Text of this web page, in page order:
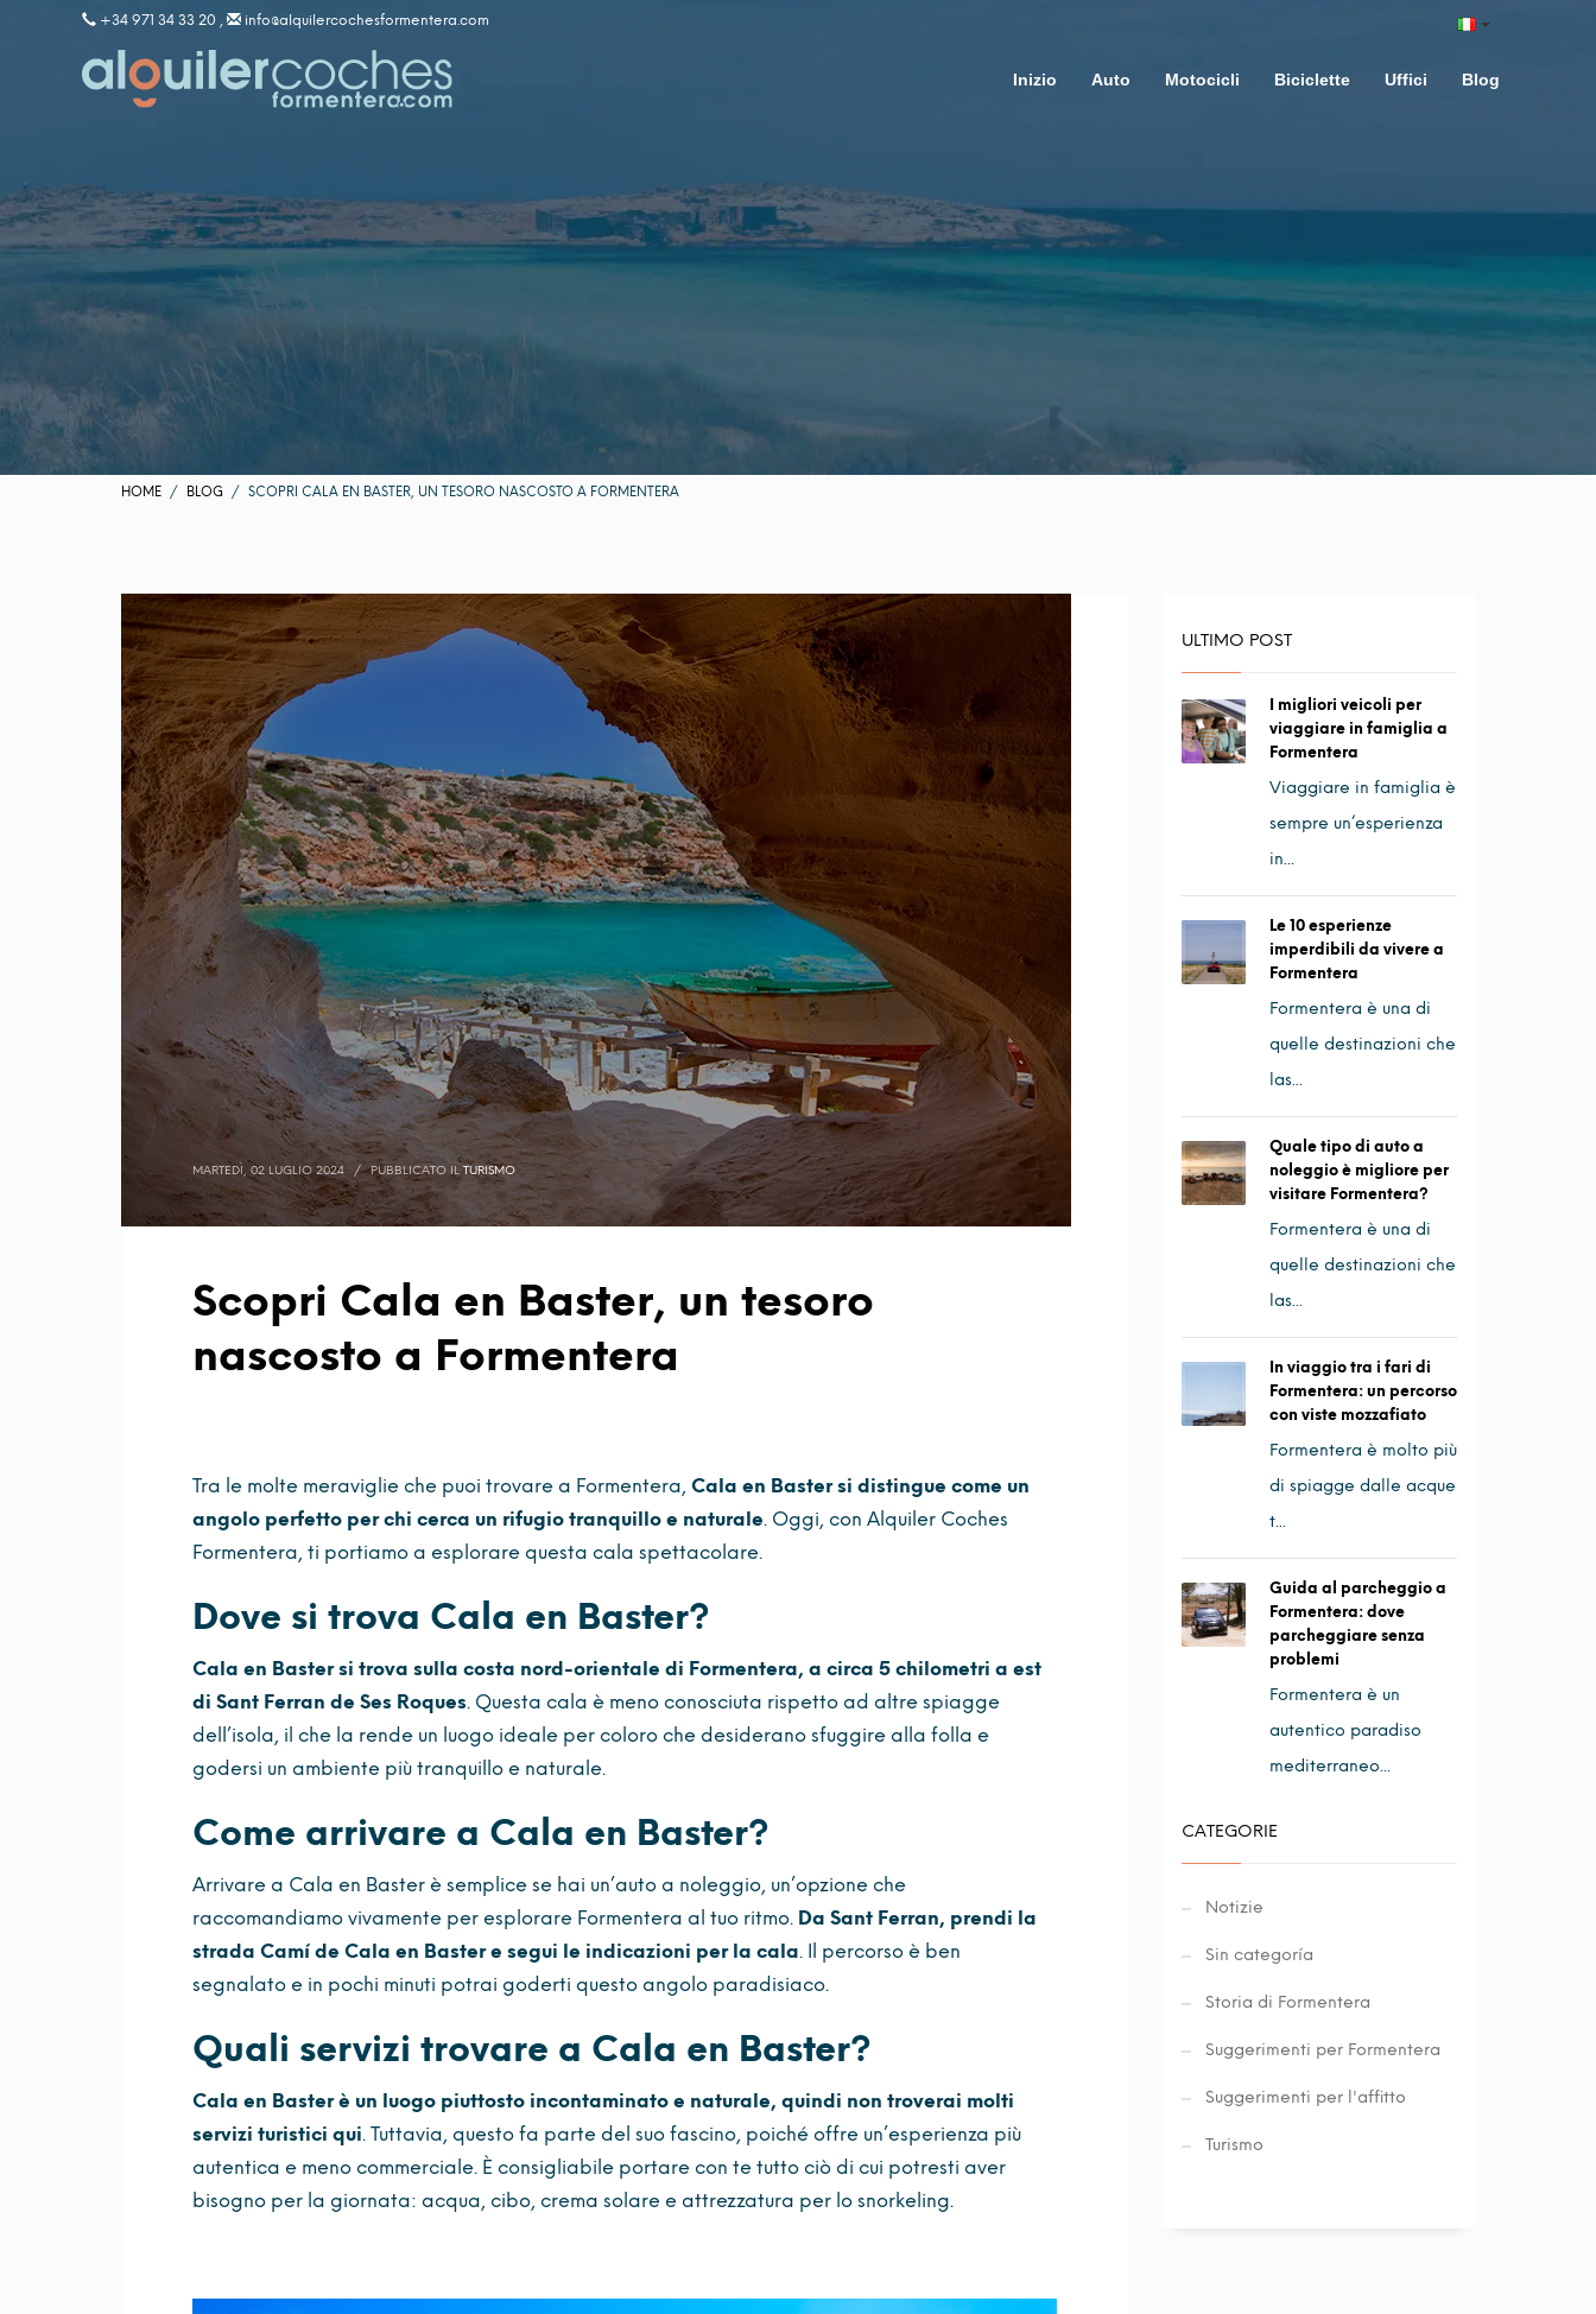
+34 971 34 33 20 , info@alquilercochesformentera.com
Inizio Auto Motocicli Biciclette Uffici Blog
HOME BLOG SCOPRI CALA EN BASTER, UN TESORO NASCOSTO A FORMENTERA
MARTEDÌ, 02 LUGLIO 2024 / PUBBLICATO ILTURISMO
Scopri Cala en Baster, un tesoro
nascosto a Formentera
Tra le molte meraviglie che puoi trovare a Formentera, Cala en Baster si distingue come un
angolo perfetto per chi cerca un rifugio tranquillo e naturale. Oggi, con Alquiler Coches
Formentera, ti portiamo a esplorare questa cala spettacolare.
Dove si trova Cala en Baster?
Cala en Baster si trova sulla costa nord-orientale di Formentera, a circa 5 chilometri a est
di Sant Ferran de Ses Roques. Questa cala è meno conosciuta rispetto ad altre spiagge
dell’isola, il che la rende un luogo ideale per coloro che desiderano sfuggire alla folla e
godersi un ambiente più tranquillo e naturale.
Come arrivare a Cala en Baster?
Arrivare a Cala en Baster è semplice se hai un’auto a noleggio, un’opzione che
raccomandiamo vivamente per esplorare Formentera al tuo ritmo. Da Sant Ferran, prendi la
strada Camí de Cala en Baster e segui le indicazioni per la cala. Il percorso è ben
segnalato e in pochi minuti potrai goderti questo angolo paradisiaco.
Quali servizi trovare a Cala en Baster?
Cala en Baster è un luogo piuttosto incontaminato e naturale, quindi non troverai molti
servizi turistici qui. Tuttavia, questo fa parte del suo fascino, poiché offre un’esperienza più
autentica e meno commerciale. È consigliabile portare con te tutto ciò di cui potresti aver
bisogno per la giornata: acqua, cibo, crema solare e attrezzatura per lo snorkeling.
ULTIMO POST
I migliori veicoli per
viaggiare in famiglia a
Formentera
Viaggiare in famiglia è
sempre un’esperienza
in...
Le 10 esperienze
imperdibili da vivere a
Formentera
Formentera è una di
quelle destinazioni che
las...
Quale tipo di auto a
noleggio è migliore per
visitare Formentera?
Formentera è una di
quelle destinazioni che
las...
In viaggio tra i fari di
Formentera: un percorso
con viste mozzafiato
Formentera è molto più
di spiagge dalle acque
t...
Guida al parcheggio a
Formentera: dove
parcheggiare senza
problemi
Formentera è un
autentico paradiso
mediterraneo...
CATEGORIE
Notizie
Sin categoría
Storia di Formentera
Suggerimenti per Formentera
Suggerimenti per l'affitto
Turismo